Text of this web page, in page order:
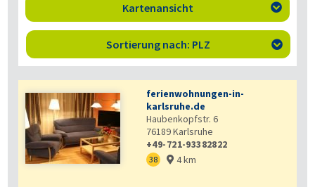
Kartenansicht 
Sortierung nach: PLZ 
ferienwohnungen-in-
karlsruhe.de
Haubenkopfstr. 6
76189Karlsruhe
+49-721-93382822
38  4 km